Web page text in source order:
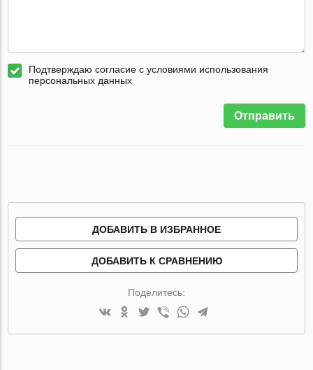
Подтверждаю согласие с условиями использования
персональных данных
Отправить
ДОБАВИТЬ В ИЗБРАННОЕ
ДОБАВИТЬ К СРАВНЕНИЮ
Поделитесь: